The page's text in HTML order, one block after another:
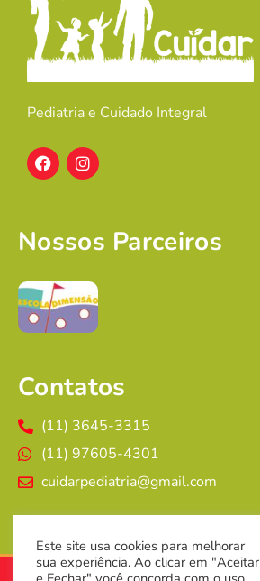
Pediatria e Cuidado Integral
Nossos Parceiros
Contatos
(11) 3645-3315
(11) 97605-4301
cuidarpediatria@gmail.com
Este site usa cookies para melhorar
sua experiência. Ao clicar em "Aceitar